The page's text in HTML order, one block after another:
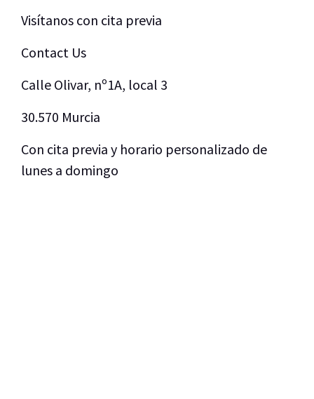
Visítanos con cita previa
Contact Us
Calle Olivar, nº1A, local 3
30.570 Murcia
Con cita previa y horario personalizado de
lunes a domingo